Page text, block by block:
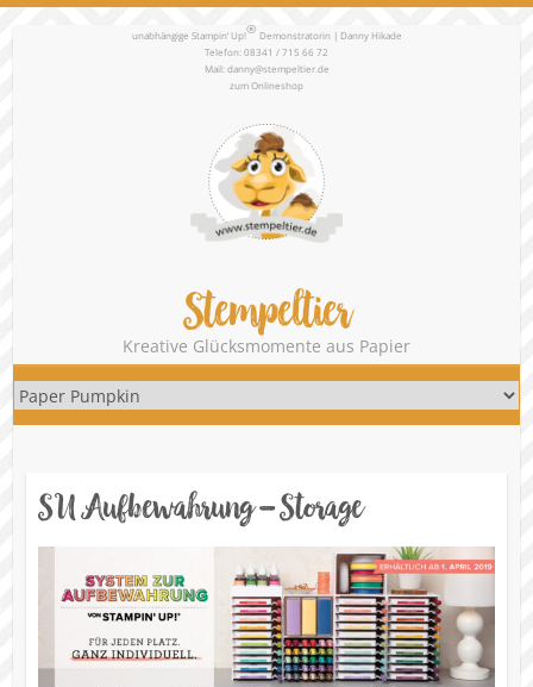
unabhängige Stampin‘ Up!® Demonstratorin | Danny Hikade
Telefon: 08341 / 715 66 72
Mail:danny@stempeltier.de
zumOnlineshop
Stempeltier
Kreative Glücksmomente aus Papier
SU Aufbewahrung – Storage